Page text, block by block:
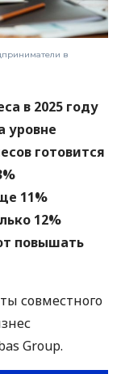
в
в 2025 году
уровне
готовится
11%
12%
повышать
совместного
Group.